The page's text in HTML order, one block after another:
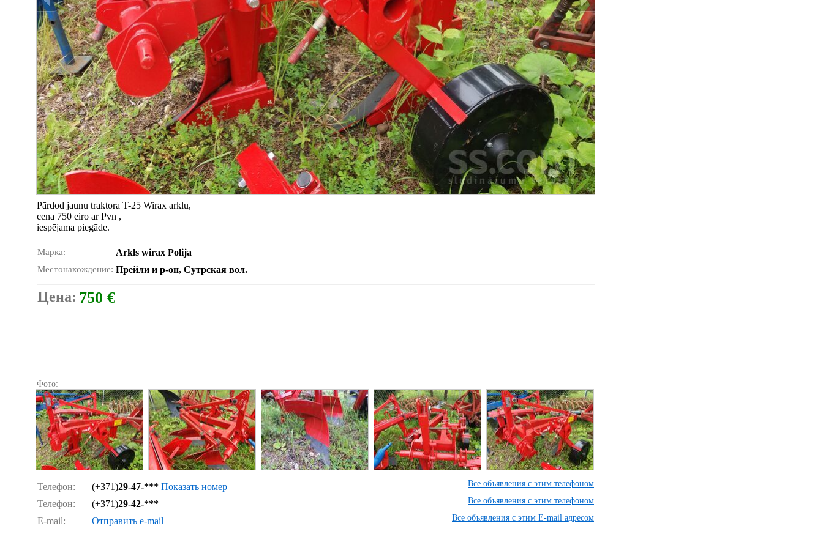
Pārdod jaunu traktora T-25 Wirax arklu,
cena 750 eiro ar Pvn ,
iespējama piegāde.
Марка: Arkls wirax Polija
Местонахождение: Прейли и р-он, Сутрская вол.
Цена: 750 €
Фото:
Телефон: (+371)29-47-*** Показать номер Все объявления с этим телефоном
Телефон: (+371)29-42-*** Все объявления с этим телефоном
E-mail: Отправить e-mail Все объявления с этим E-mail адресом